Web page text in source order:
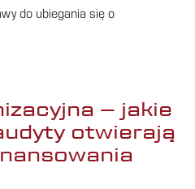
do ubiegania się o
– jakie
otwierają